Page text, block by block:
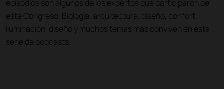
episodios son algunos de los expertos que participaron de
este Congreso. Biología, arquitectura, diseño, confort,
iluminación, diseño y muchos temas más conviven en esta
serie de podcasts.